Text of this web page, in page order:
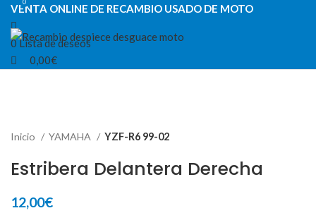
VENTA ONLINE DE RECAMBIO USADO DE MOTO
0Lista de deseos
0,00€
0
Inicio YAMAHA YZF-R6 99-02
Estribera Delantera Derecha
12,00€